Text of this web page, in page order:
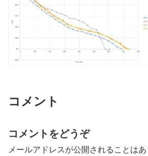
コメント
コメントをどうぞ
メールアドレスが公開されることはあ